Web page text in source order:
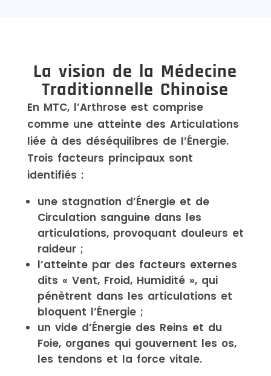
La vision de la Médecine
Traditionnelle Chinoise
En MTC, l’Arthrose est comprise
comme une atteinte des Articulations
liée à des déséquilibres de l’Énergie.
Trois facteurs principaux sont
identifiés :
une stagnation d’Énergie et de
Circulation sanguine dans les
articulations, provoquant douleurs et
raideur ;
l’atteinte par des facteurs externes
dits « Vent, Froid, Humidité », qui
pénètrent dans les articulations et
bloquent l’Énergie ;
un vide d’Énergie des Reins et du
Foie, organes qui gouvernent les os,
les tendons et la force vitale.